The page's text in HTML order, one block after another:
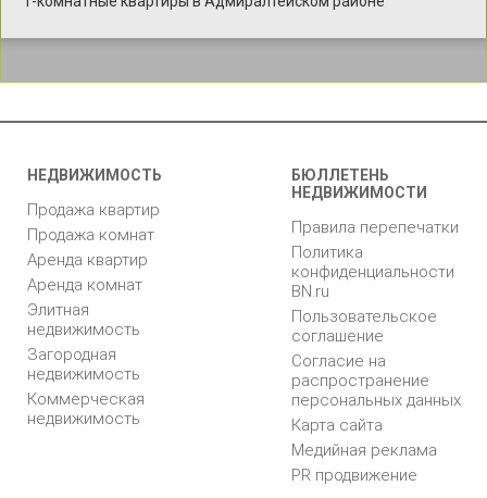
НЕДВИЖИМОСТЬ
Продажа квартир
Продажа комнат
Аренда квартир
Аренда комнат
Элитная
недвижимость
Загородная
недвижимость
Коммерческая
недвижимость
БЮЛЛЕТЕНЬ
НЕДВИЖИМОСТИ
Правила перепечатки
Политика
конфиденциальности
BN.ru
Пользовательское
соглашение
Согласие на
распространение
персональных данных
Карта сайта
Медийная реклама
PR продвижение